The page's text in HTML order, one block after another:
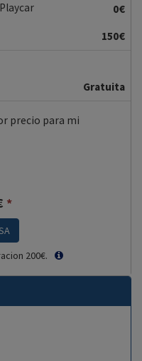
0€
150€
Gratuita
precio para mi
*
200€.